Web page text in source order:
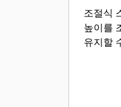
조절식
높이를
유지할